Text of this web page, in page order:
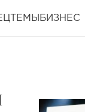
БИЗНЕС